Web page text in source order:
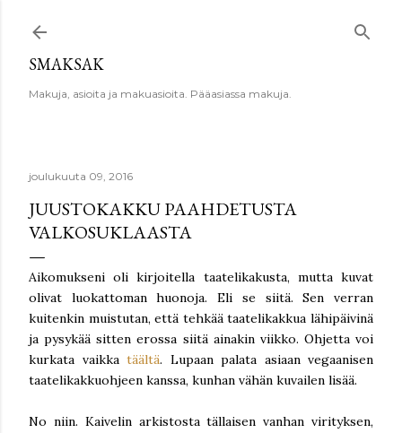
SMAKSAK
Makuja, asioita ja makuasioita. Pääasiassa makuja.
joulukuuta 09, 2016
JUUSTOKAKKU PAAHDETUSTA
VALKOSUKLAASTA
Aikomukseni oli kirjoitella taatelikakusta, mutta kuvat
olivat luokattoman huonoja. Eli se siitä. Sen verran
kuitenkin muistutan, että tehkää taatelikakkua lähipäivinä
ja pysykää sitten erossa siitä ainakin viikko. Ohjetta voi
kurkata vaikka täältä. Lupaan palata asiaan vegaanisen
taatelikakkuohjeen kanssa, kunhan vähän kuvailen lisää.
No niin. Kaivelin arkistosta tällaisen vanhan virityksen,